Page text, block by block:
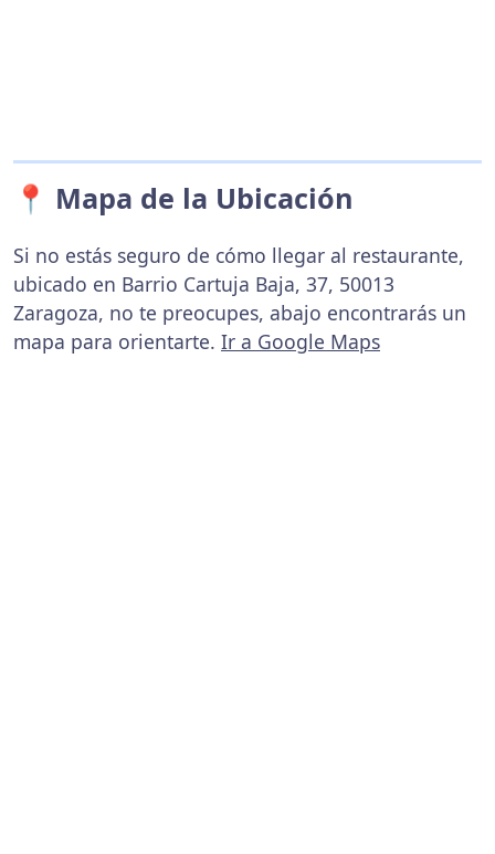
📍 Mapa de la Ubicación
Si no estás seguro de cómo llegar al restaurante,
ubicado en Barrio Cartuja Baja, 37, 50013
Zaragoza, no te preocupes, abajo encontrarás un
mapa para orientarte. Ir a Google Maps